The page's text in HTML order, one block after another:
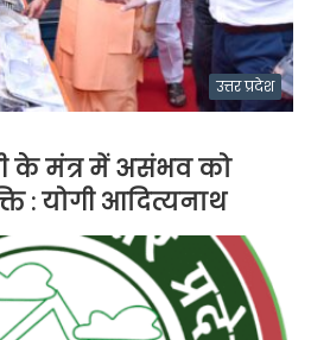
उत्तर प्रदेश
के मंत्र में असंभव को
: योगी आदित्यनाथ